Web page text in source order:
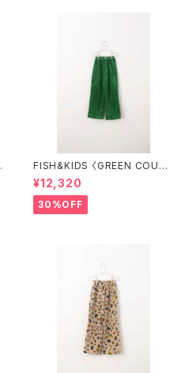
FISH&KIDS 〈GREEN COURD
ORY〉
¥12,320
30%OFF